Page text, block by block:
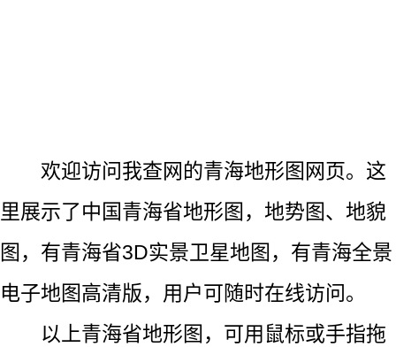
欢迎访问我查网的青海地形图网页。这
里展示了中国青海省地形图，地势图、地貌
图，有青海省3D实景卫星地图，有青海全景
电子地图高清版，用户可随时在线访问。
以上青海省地形图，可用鼠标或手指拖